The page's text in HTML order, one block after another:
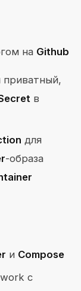
на Github
приватный,
в
для
-образа
и Compose
с